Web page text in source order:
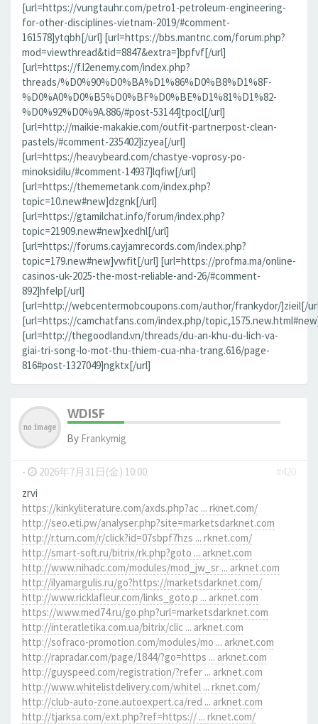
[url=https://vungtauhr.com/petro1-petroleum-engineering-
for-other-disciplines-vietnam-2019/#comment-
161578]ytqbh[/url] [url=https://bbs.mantnc.com/forum.php?
mod=viewthread&tid=8847&extra=]bpfvf[/url]
[url=https://f.l2enemy.com/index.php?
threads/%D0%90%D0%BA%D1%86%D0%B8%D1%8F-
%D0%A0%D0%B5%D0%BF%D0%BE%D1%81%D1%82-
%D0%92%D0%9A.886/#post-53144]tpocl[/url]
[url=http://maikie-makakie.com/outfit-partnerpost-clean-
pastels/#comment-235402]izyea[/url]
[url=https://heavybeard.com/chastye-voprosy-po-
minoksidilu/#comment-14937]lqfiw[/url]
[url=https://thememetank.com/index.php?
topic=10.new#new]dzgnk[/url]
[url=https://gtamilchat.info/forum/index.php?
topic=21909.new#new]xedhl[/url]
[url=https://forums.cayjamrecords.com/index.php?
topic=179.new#new]vwfit[/url] [url=https://profma.ma/online-
casinos-uk-2025-the-most-reliable-and-26/#comment-
892]hfelp[/url]
[url=http://webcentermobcoupons.com/author/frankydor/]zieil[/
[url=https://camchatfans.com/index.php/
[url=http://thegoodland.vn/threads/du-an-khu-du-lich-va-
giai-tri-song-lo-mot-thu-thiem-cua-nha-trang.616/page-
816#post-1327049]ngktx[/url]
WDISF
By Frankymig
- 2026年7月31日(金) 10:00
#420
zrvi
https://kinkyliterature.com/axds.php?ac ... rknet.com/
http://seo.eti.pw/analyser.php?site=marketsdarknet.com
http://r.turn.com/r/click?id=07sbpf7hzs ... rknet.com/
http://smart-soft.ru/bitrix/rk.php?goto ... arknet.com
http://www.nihadc.com/modules/mod_jw_sr ... arknet.com
http://ilyamargulis.ru/go?https://marketsdarknet.com/
http://www.ricklafleur.com/links_goto.p ... arknet.com
https://www.med74.ru/go.php?url=marketsdarknet.com
http://interatletika.com.ua/bitrix/clic ... arknet.com
http://sofraco-promotion.com/modules/mo ... arknet.com
http://rapradar.com/page/1844/?go=https ... arknet.com
http://guyspeed.com/registration/?refer ... arknet.com
http://www.whitelistdelivery.com/whitel ... rknet.com/
http://club-auto-zone.autoexpert.ca/red ... arknet.com
http://tjarksa.com/ext.php?ref=https:// ... rknet.com/